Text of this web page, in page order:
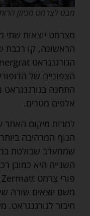
מבט לצרמט מכיוון
מצרמט יוצאות שתי
הראשונה, קו רכבת
הצפוניים של
התחנה בגורגנגראט
אלפים מטרים.
למרות מיקום האתר
הנוף המרהיבה ביותר
שממערב שבולטת
השנייה היא כמובן
משם יוצאים שורה של
חיבור לגורגנגראט.